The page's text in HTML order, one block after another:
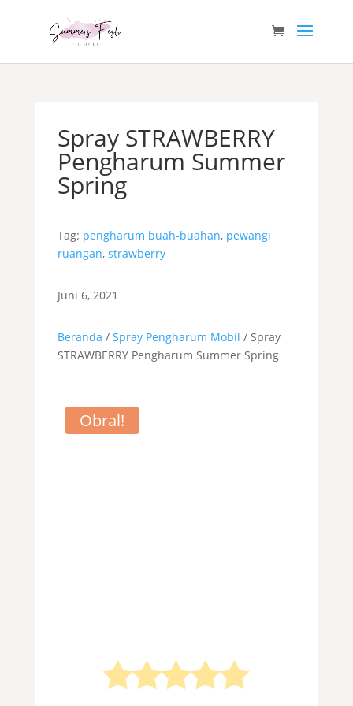
Spray STRAWBERRY
Pengharum Summer
Spring
Tag: pengharum buah-buahan, pewangi
ruangan, strawberry
Juni 6, 2021
Beranda / Spray Pengharum Mobil / Spray
STRAWBERRY Pengharum Summer Spring
Obral!